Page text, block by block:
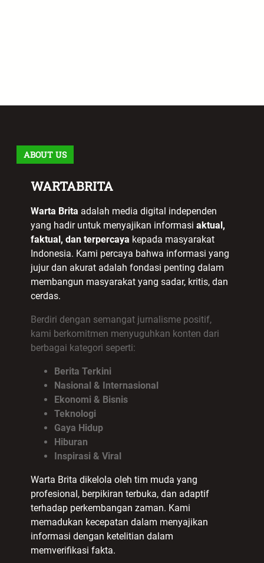
ABOUT US
WARTABRITA
Warta Brita adalah media digital independen
yang hadir untuk menyajikan informasi aktual,
faktual, dan terpercaya kepada masyarakat
Indonesia. Kami percaya bahwa informasi yang
jujur dan akurat adalah fondasi penting dalam
membangun masyarakat yang sadar, kritis, dan
cerdas.
Berdiri dengan semangat jurnalisme positif,
kami berkomitmen menyuguhkan konten dari
berbagai kategori seperti:
Berita Terkini
Nasional & Internasional
Ekonomi & Bisnis
Teknologi
Gaya Hidup
Hiburan
Inspirasi & Viral
Warta Brita dikelola oleh tim muda yang
profesional, berpikiran terbuka, dan adaptif
terhadap perkembangan zaman. Kami
memadukan kecepatan dalam menyajikan
informasi dengan ketelitian dalam
memverifikasi fakta.